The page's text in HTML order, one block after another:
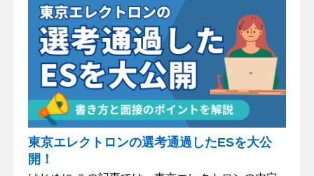
東京エレクトロンの選考通過したESを大公
開！